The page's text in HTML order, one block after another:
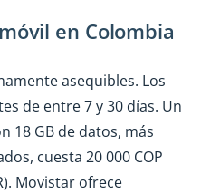
en Colombia
asequibles. Los
de entre 7 y 30 días. Un
18 GB de datos, más
cuesta 20 000 COP
Movistar ofrece